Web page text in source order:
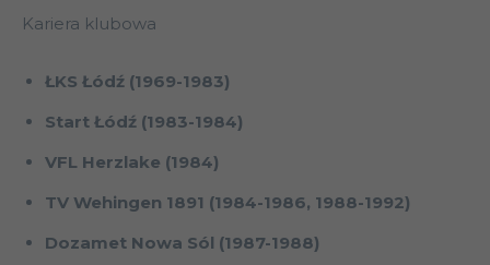
Kariera klubowa
ŁKS Łódź (1969-1983)
Start Łódź (1983-1984)
VFL Herzlake (1984)
TV Wehingen 1891 (1984-1986, 1988-1992)
Dozamet Nowa Sól (1987-1988)